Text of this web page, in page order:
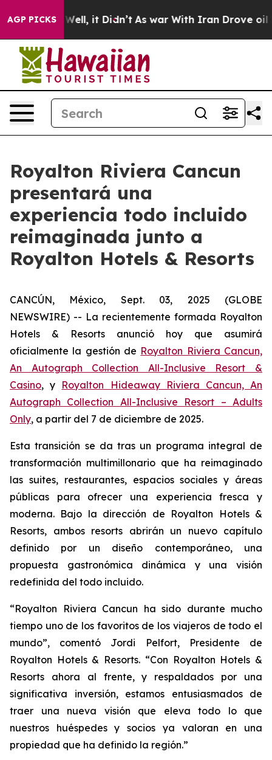
AGP PICKS
40%. Well, it Didn’t As war With Iran Drove oil
Royalton Riviera Cancun
presentará una
experiencia todo incluido
reimaginada junto a
Royalton Hotels & Resorts
CANCÚN, México, Sept. 03, 2025 (GLOBE
NEWSWIRE) -- La recientemente formada Royalton
Hotels & Resorts anunció hoy que asumirá
oficialmente la gestión de Royalton Riviera Cancun,
An Autograph Collection All-Inclusive Resort &
Casino, y Royalton Hideaway Riviera Cancun, An
Autograph Collection All-Inclusive Resort – Adults
Only, a partir del 7 de diciembre de 2025.
Esta transición se da tras un programa integral de
transformación multimillonario que ha reimaginado
las suites, restaurantes, espacios sociales y áreas
públicas para ofrecer una experiencia fresca y
moderna. Bajo la dirección de Royalton Hotels &
Resorts, ambos resorts abrirán un nuevo capítulo
definido por un diseño contemporáneo, una
propuesta gastronómica dinámica y una visión
redefinida del todo incluido.
“Royalton Riviera Cancun ha sido durante mucho
tiempo uno de los favoritos de los viajeros de todo el
mundo”, comentó Jordi Pelfort, Presidente de
Royalton Hotels & Resorts. “Con Royalton Hotels &
Resorts ahora al frente, y respaldados por una
significativa inversión, estamos entusiasmados de
traer una nueva visión que eleva todo lo que
nuestros huéspedes y socios ya valoran en una
propiedad que ha definido la región.”